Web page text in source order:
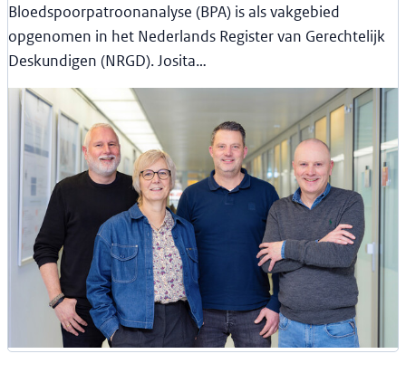
Bloedspoorpatroonanalyse (BPA) is als vakgebied
opgenomen in het Nederlands Register van Gerechtelijk
Deskundigen (NRGD). Josita…